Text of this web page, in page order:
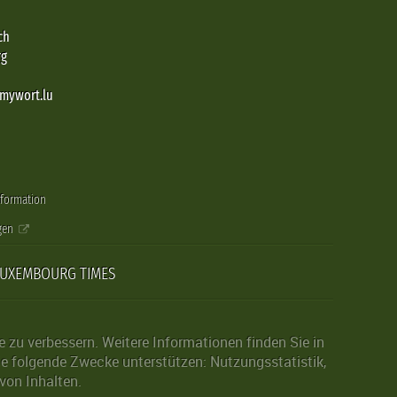
TIMES
verbessern. Weitere Informationen finden Sie in
folgende Zwecke unterstützen: Nutzungsstatistik,
Inhalten.